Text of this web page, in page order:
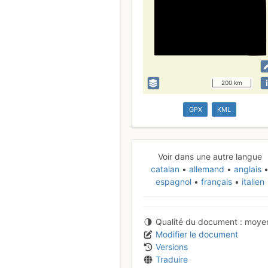
200 km i
GPX KML
Voir dans une autre langue
catalan
allemand
anglais
espagnol
français italien
Qualité du document
Modifier le document
Versions
Traduire